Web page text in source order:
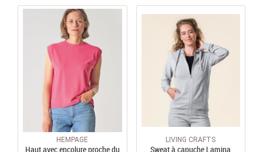
HEMPAGE
Haut avec encolure proche du
LIVING CRAFTS
Sweat à capuche Lamina